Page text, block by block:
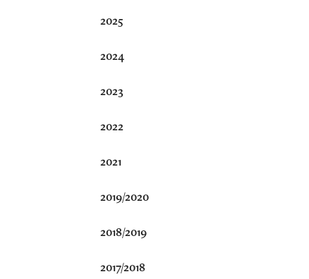
2025
2024
2023
2022
2021
2019/2020
2018/2019
2017/2018